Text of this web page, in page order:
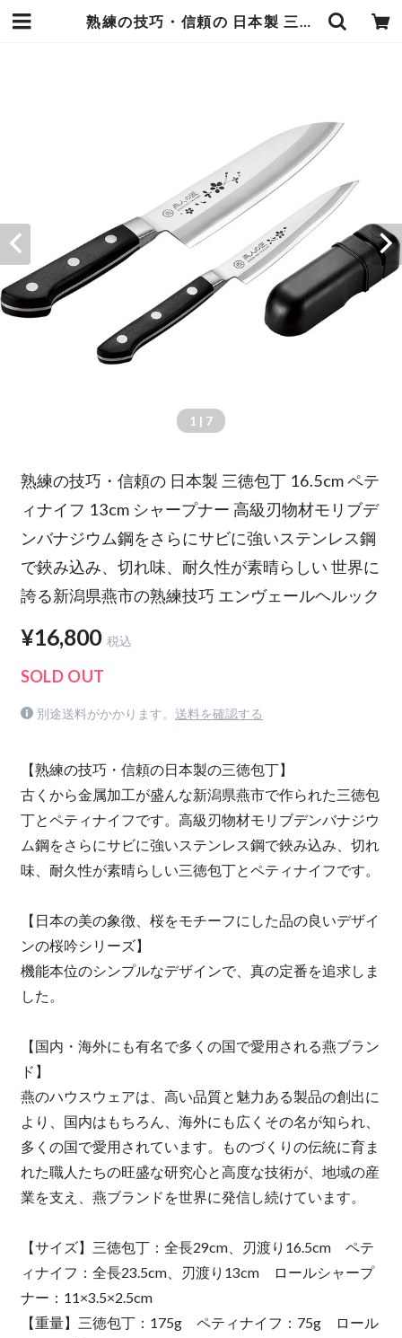
熟練の技巧・信頼の 日本製 三徳包丁 16.5cm ペティナイフ 13cm シャープナー 高級刃物材モリブデンバナジウム鋼をさらにサビに強いステンレス鋼で鋏み込み、切れ味、耐久性が素晴らしい 世界に誇る新潟県燕市の熟練技巧 エンヴェールヘルック | エンジュール
1 | 7
熟練の技巧・信頼の 日本製 三徳包丁 16.5cm ペテ
ィナイフ 13cm シャープナー 高級刃物材モリブデ
ンバナジウム鋼をさらにサビに強いステンレス鋼
で鋏み込み、切れ味、耐久性が素晴らしい 世界に
誇る新潟県燕市の熟練技巧 エンヴェールヘルック
¥16,800 税込
SOLD OUT
別途送料がかかります。 送料を確認する
【熟練の技巧・信頼の日本製の三徳包丁】
古くから金属加工が盛んな新潟県燕市で作られた三徳包
丁とペティナイフです。高級刃物材モリブデンバナジウ
ム鋼をさらにサビに強いステンレス鋼で鋏み込み、切れ
味、耐久性が素晴らしい三徳包丁とペティナイフです。
【日本の美の象徴、桜をモチーフにした品の良いデザイ
ンの桜吟シリーズ】
機能本位のシンプルなデザインで、真の定番を追求しま
した。
【国内・海外にも有名で多くの国で愛用される燕ブラン
ド】
燕のハウスウェアは、高い品質と魅力ある製品の創出に
より、国内はもちろん、海外にも広くその名が知られ、
多くの国で愛用されています。ものづくりの伝統に育ま
れた職人たちの旺盛な研究心と高度な技術が、地域の産
業を支え、燕ブランドを世界に発信し続けています。
【サイズ】三徳包丁：全長29cm、刃渡り16.5cm ペテ
ィナイフ：全長23.5cm、刃渡り13cm ロールシャープ
ナー：11×3.5×2.5cm
【重量】三徳包丁：175g ペティナイフ：75g ロール